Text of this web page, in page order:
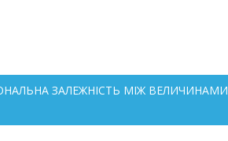
ЗАЛЕЖНІСТЬ МІЖ ВЕЛИЧИНАМИ